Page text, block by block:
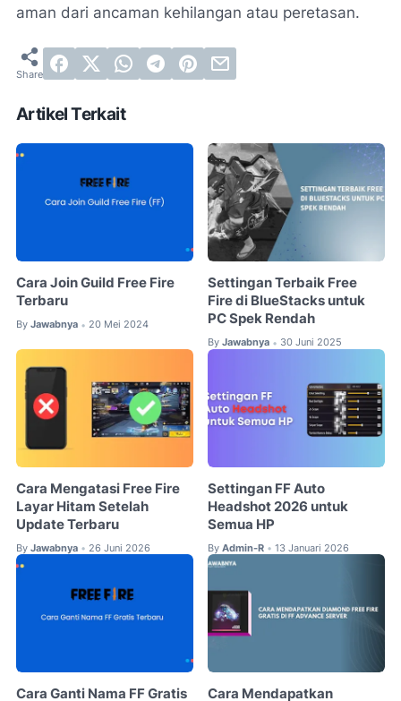
aman dari ancaman kehilangan atau peretasan.
Artikel Terkait
Cara Join Guild Free Fire
Terbaru
By Jawabnya • 20 Mei 2024
Settingan Terbaik Free
Fire di BlueStacks untuk
PC Spek Rendah
By Jawabnya • 30 Juni 2025
Cara Mengatasi Free Fire
Layar Hitam Setelah
Update Terbaru
By Jawabnya • 26 Juni 2026
Settingan FF Auto
Headshot 2026 untuk
Semua HP
By Admin-R • 13 Januari 2026
Cara Ganti Nama FF Gratis
Cara Mendapatkan